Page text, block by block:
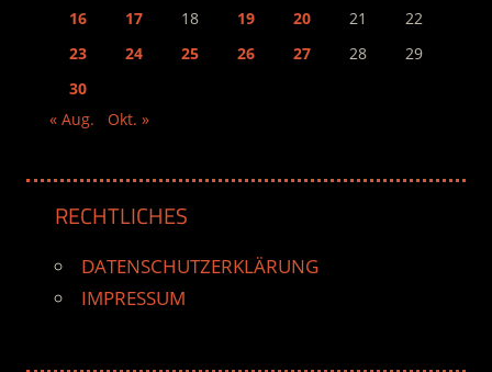
16
17 18 19 20 21
22
23
24 25 26 27 28
29
30
« Aug.
Okt. »
RECHTLICHES
DATENSCHUTZERKLÄRUNG
IMPRESSUM